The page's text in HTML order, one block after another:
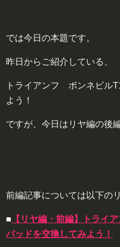
では今日の本題です。
昨日からご紹介している、
トライアンフ ボンネビル
よう！
ですが、今日はリヤ編の後
前編記事については以下の
■ 【リヤ編・前編】トライ
パッドを交換してみよう！